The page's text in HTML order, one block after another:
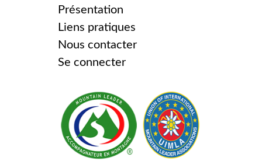
Présentation
Liens pratiques
Nous contacter
Se connecter